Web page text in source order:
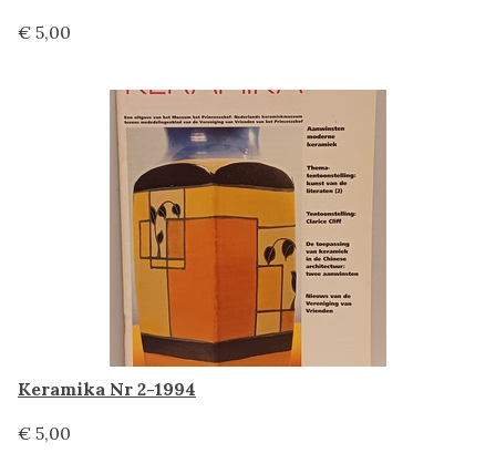
€ 5,00
Keramika Nr 2-1994
€ 5,00